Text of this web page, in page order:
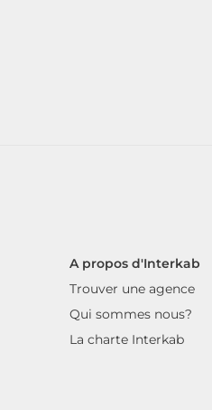
A propos d'Interkab
Trouver une agence
Qui sommes nous?
La charte Interkab